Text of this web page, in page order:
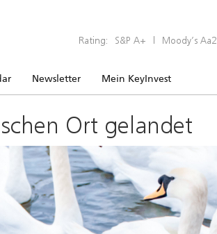
Rating: S&P A+ | Moody’s Aa2
Newsletter Mein KeyInvest
Ort gelandet